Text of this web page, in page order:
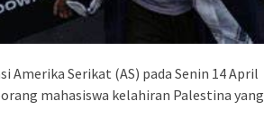
Amerika Serikat (AS) pada Senin 14 April
mahasiswa kelahiran Palestina yang